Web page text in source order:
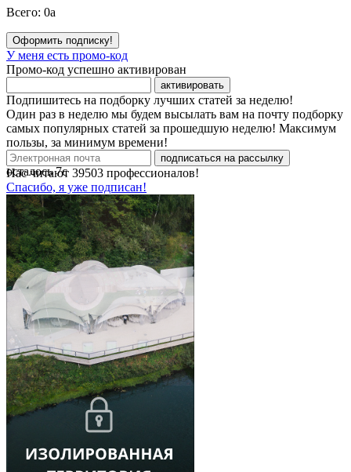
Всего: 0a
Оформить подписку!
У меня есть промо-код
Промо-код успешно активирован
активировать
Подпишитесь на подборку лучших статей за неделю!
Один раз в неделю мы будем высылать вам на почту подборку
самых популярных статей за прошедшую неделю! Максимум
пользы, за минимум времени!
подписаться на рассылку
Нас читают 39503 профессионалов!
Спасибо, я уже подписан!
осталось7с